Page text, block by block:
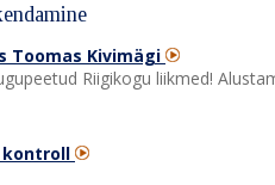
Toomas Kivimägi
Riigikogu liikmed!
kontroll